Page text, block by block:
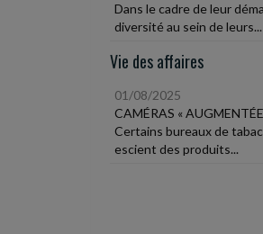
Dans le cadre de leur
diversité au sein de leurs...
Vie des affaires
01/08/2025
CAMÉRAS «
Certains bureaux de
escient des produits...